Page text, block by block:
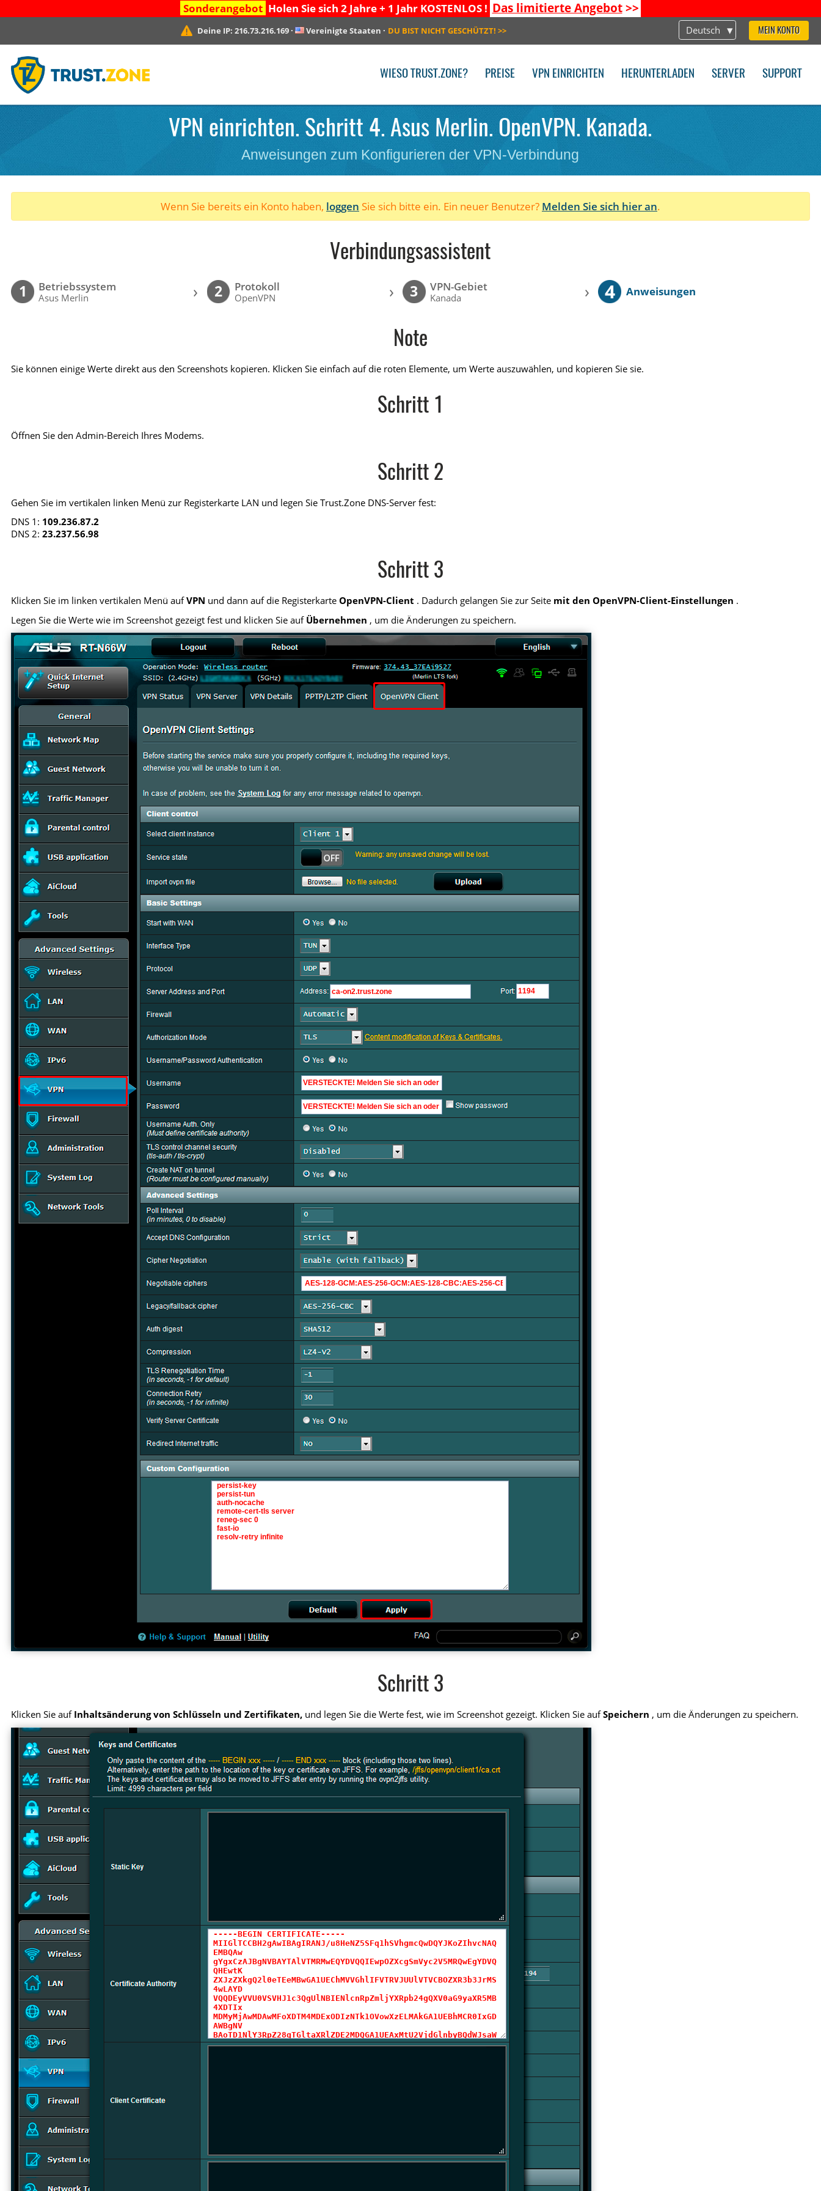
Sonderangebot Holen Sie sich 2 Jahre + 1 Jahr KOSTENLOS ! Das limitierte Angebot>>
Deutsch MEIN KONTO
Deine IP: 216.73.216.169· Vereinigte Staaten · DU BIST NICHT GESCHÜTZT! >>
WIESO TRUST.ZONE? PREISE VPN EINRICHTEN HERUNTERLADEN SERVER SUPPORT
VPN einrichten. Schritt 4. Asus Merlin. OpenVPN. Kanada.
Anweisungen zum Konfigurieren der VPN-Verbindung
Wenn Sie bereits ein Konto haben, loggen Sie sich bitte ein. Ein neuer Benutzer? Melden Sie sich hier an.
Verbindungsassistent
1 Betriebssystem
Asus Merlin › 2 Protokoll
OpenVPN › 3 VPN-Gebiet
Kanada › 4 Anweisungen
Note
Sie können einige Werte direkt aus den Screenshots kopieren. Klicken Sie einfach auf die roten Elemente, um Werte auszuwählen, und kopieren Sie sie.
Schritt 1
Öffnen Sie den Admin-Bereich Ihres Modems.
Schritt 2
Gehen Sie im vertikalen linken Menü zur Registerkarte LAN und legen Sie Trust.Zone DNS-Server fest:
DNS 1: 109.236.87.2
DNS 2:23.237.56.98
Schritt 3
Klicken Sie im linken vertikalen Menü aufVPN und dann auf die RegisterkarteOpenVPN-Client . Dadurch gelangen Sie zur Seite mit den OpenVPN-Client-Einstellungen .
Legen Sie die Werte wie im Screenshot gezeigt fest und klicken Sie auf Übernehmen , um die Änderungen zu speichern.
Schritt 3
Klicken Sie auf Inhaltsänderung von Schlüsseln und Zertifikaten, und legen Sie die Werte fest, wie im Screenshot gezeigt. Klicken Sie aufSpeichern , um die Änderungen zu speichern.